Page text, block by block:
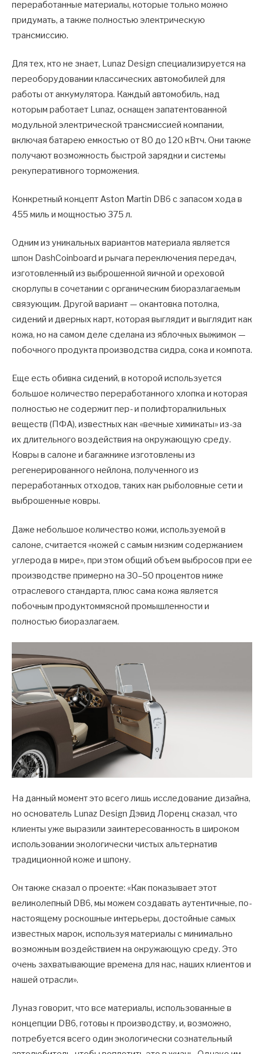
переработанные материалы, которые только можно
придумать, а также полностью электрическую
трансмиссию.
Для тех, кто не знает, Lunaz Design специализируется на
переоборудовании классических автомобилей для
работы от аккумулятора. Каждый автомобиль, над
которым работает Lunaz, оснащен запатентованной
модульной электрической трансмиссией компании,
включая батарею емкостью от 80 до 120 кВтч. Они также
получают возможность быстрой зарядки и системы
рекуперативного торможения.
Конкретный концепт Aston Martin DB6 с запасом хода в
455 миль и мощностью 375 л.
Одним из уникальных вариантов материала является
шпон DashCoinboard и рычага переключения передач,
изготовленный из выброшенной яичной и ореховой
скорлупы в сочетании с органическим биоразлагаемым
связующим. Другой вариант — окантовка потолка,
сидений и дверных карт, которая выглядит и выглядит как
кожа, но на самом деле сделана из яблочных выжимок —
побочного продукта производства сидра, сока и компота.
Еще есть обивка сидений, в которой используется
большое количество переработанного хлопка и которая
полностью не содержит пер- и полифторалкильных
веществ (ПФА), известных как «вечные химикаты» из-за
их длительного воздействия на окружающую среду.
Ковры в салоне и багажнике изготовлены из
регенерированного нейлона, полученного из
переработанных отходов, таких как рыболовные сети и
выброшенные ковры.
Даже небольшое количество кожи, используемой в
салоне, считается «кожей с самым низким содержанием
углерода в мире», при этом общий объем выбросов при ее
производстве примерно на 30–50 процентов ниже
отраслевого стандарта, плюс сама кожа является
побочным продуктоммясной промышленности и
полностью биоразлагаем.
На данный момент это всего лишь исследование дизайна,
но основатель Lunaz Design Дэвид Лоренц сказал, что
клиенты уже выразили заинтересованность в широком
использовании экологически чистых альтернатив
традиционной коже и шпону.
Он также сказал о проекте: «Как показывает этот
великолепный DB6, мы можем создавать аутентичные, по-
настоящему роскошные интерьеры, достойные самых
известных марок, используя материалы с минимально
возможным воздействием на окружающую среду. Это
очень захватывающие времена для нас, наших клиентов и
нашей отрасли».
Луназ говорит, что все материалы, использованные в
концепции DB6, готовы к производству, и, возможно,
потребуется всего один экологически сознательный